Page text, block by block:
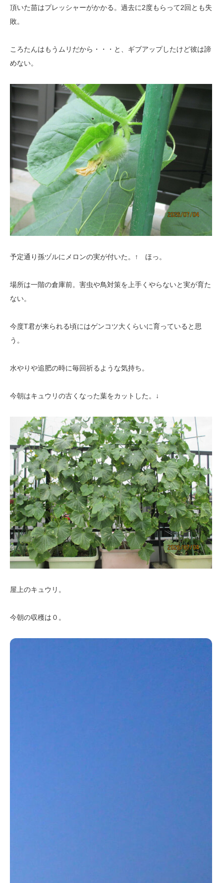
頂いた苗はプレッシャーがかかる。過去に2度もらって2回とも失
敗。
ころたんはもうムリだから・・・と、ギブアップしたけど彼は諦
めない。
予定通り孫ヅルにメロンの実が付いた。↑ ほっ。
場所は一階の倉庫前。害虫や鳥対策を上手くやらないと実が育た
ない。
今度T君が来られる頃にはゲンコツ大くらいに育っていると思
う。
水やりや追肥の時に毎回祈るような気持ち。
今朝はキュウリの古くなった葉をカットした。↓
屋上のキュウリ。
今朝の収穫は０。